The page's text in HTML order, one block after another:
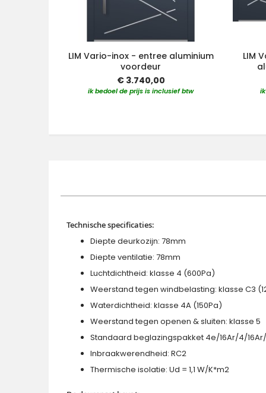
LIM Vario-inox - entree aluminium
voordeur
€ 3.740,00
ik bedoel de prijs is inclusief btw
LIM